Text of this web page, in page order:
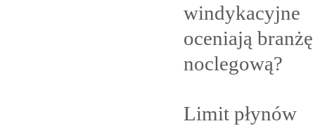
windykacyjne
oceniają branżę
noclegową?
Limit płynów